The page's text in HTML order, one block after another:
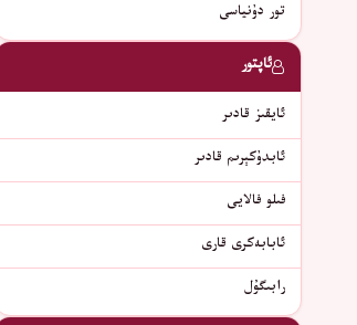
تور دۇنياسى
ئاپتور
ئايقىز قادىر
ئابدۇكېرىم قادىر
ﻓﯩﻠﻮ ﻓﺎﻻﻳﻰ
ئابابەكرى قارى
رابىگۇل